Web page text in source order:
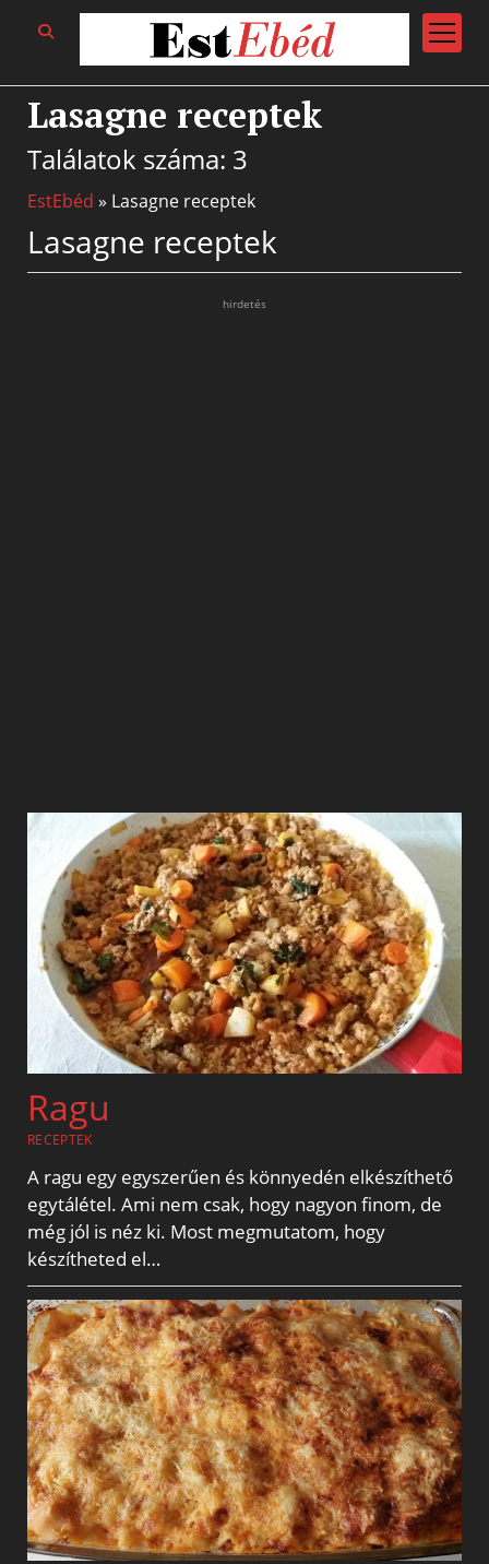
open
menu
Lasagne receptek
Találatok száma: 3
EstEbéd » Lasagne receptek
Lasagne receptek
hirdetés
Ragu
RECEPTEK
A ragu egy egyszerűen és könnyedén elkészíthető
egytálétel. Ami nem csak, hogy nagyon finom, de
még jól is néz ki. Most megmutatom, hogy
készítheted el…